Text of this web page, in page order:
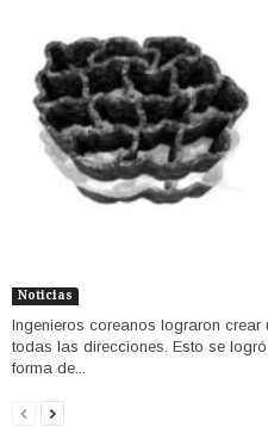
Noticias
Ingenieros coreanos lograron
todas las direcciones. Esto se
forma de...